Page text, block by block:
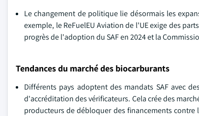
Le changement de politique lie désormais les
exemple, le ReFuelEU Aviation de l'UE exige des
progrès de l'adoption du SAF en 2024 et la
Tendances du marché des biocarburants
Différents pays adoptent des mandats SAF avec
d'accréditation des vérificateurs. Cela crée des
producteurs de débloquer des financements